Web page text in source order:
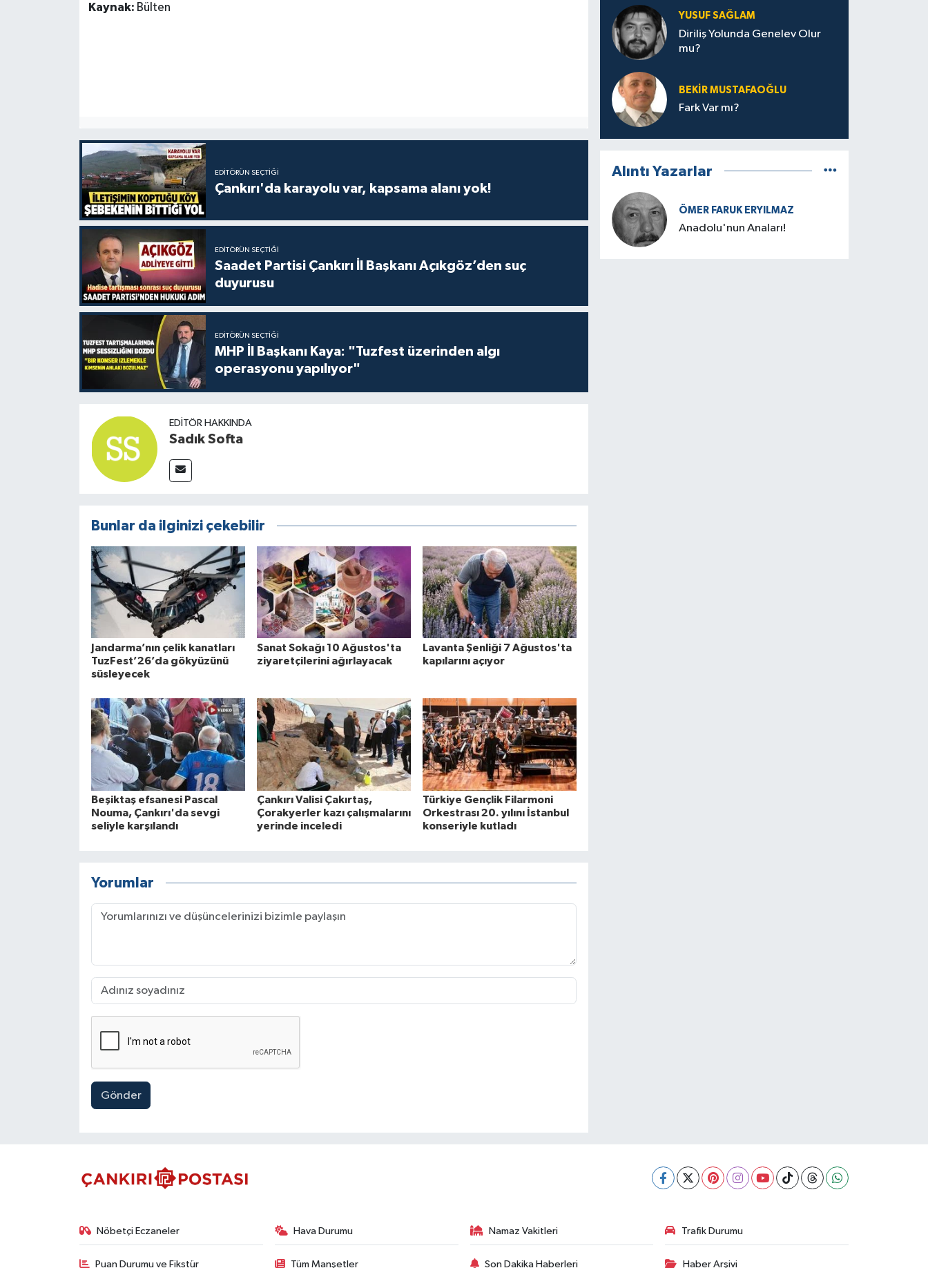
Kaynak: Bülten
EDITÖRÜN SEÇTIĞI
Çankırı'da karayolu var, kapsama alanı yok!
EDITÖRÜN SEÇTIĞI
Saadet Partisi Çankırı İl Başkanı Açıkgöz’den suç
duyurusu
EDITÖRÜN SEÇTIĞI
MHP İl Başkanı Kaya: "Tuzfest üzerinden algı
operasyonu yapılıyor"
EDITÖR HAKKINDA
Sadık Softa
Bunlar da ilginizi çekebilir
Jandarma’nın çelik kanatları
TuzFest’26’da gökyüzünü
süsleyecek
Sanat Sokağı 10 Ağustos'ta
ziyaretçilerini ağırlayacak
Lavanta Şenliği 7 Ağustos'ta
kapılarını açıyor
Beşiktaş efsanesi Pascal
Nouma, Çankırı'da sevgi
seliyle karşılandı
Çankırı Valisi Çakırtaş,
Çorakyerler kazı çalışmalarını
yerinde inceledi
Türkiye Gençlik Filarmoni
Orkestrası 20. yılını İstanbul
konseriyle kutladı
Yorumlar
Gönder
YUSUF SAĞLAM
Diriliş Yolunda Genelev Olur
mu?
BEKIR MUSTAFAOĞLU
Fark Var mı?
Alıntı Yazarlar
ÖMER FARUK ERYILMAZ
Anadolu'nun Anaları!
Nöbetçi Eczaneler Hava Durumu Namaz Vakitleri Trafik Durumu
Puan Durumu ve Fikstür Tüm Manşetler Son Dakika Haberleri Haber Arşivi